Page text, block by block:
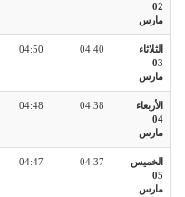
02
مارس
الثلاثاء
03
مارس
04:40
04:50
الأربعاء
04
مارس
04:38
04:48
الخميس
05
مارس
04:37
04:47